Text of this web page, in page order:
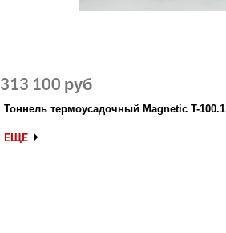
Тоннель термоусадочный Magnetic T-100.1
313 100 руб
ЕЩЕ